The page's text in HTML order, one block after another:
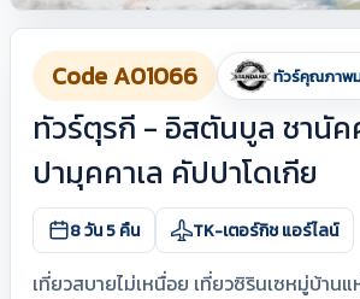
Code A01066 ทัวร์คุณภาพ
ทัวร์ตุรกี - อิสตันบูล ชานัค
ปามุคคาเล คัปปาโดเกีย
8 วัน 5 คืน TK-เตอร์กิช แอร์ไลน์
เที่ยวสบายไม่เหนื่อย เที่ยวซิรินเซหมู่บ้าน